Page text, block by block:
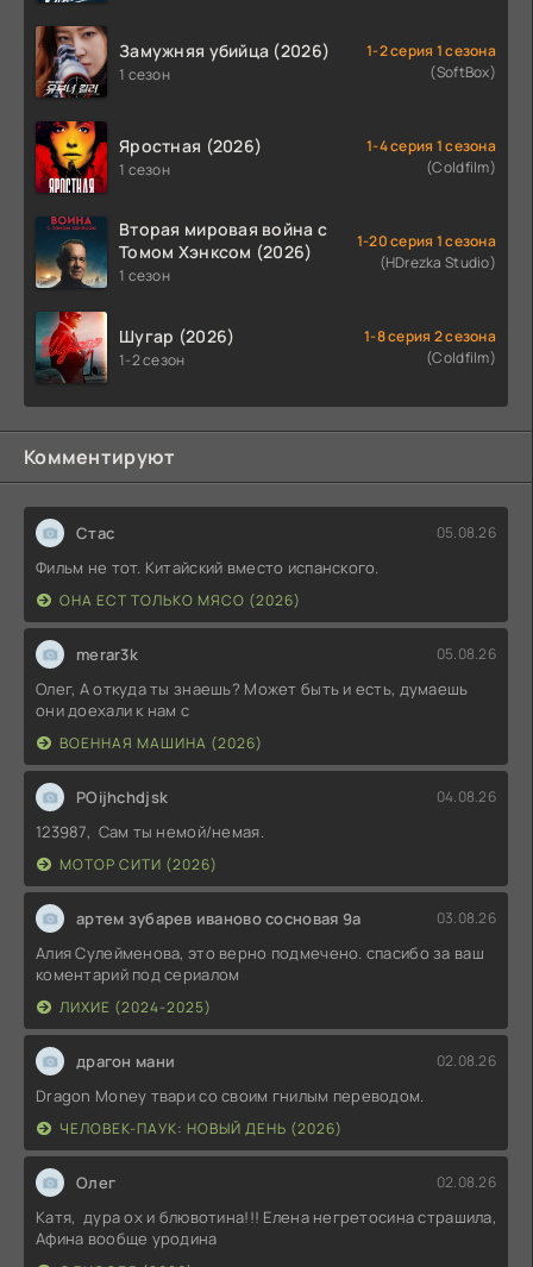
Замужняя убийца (2026)
1 сезон
1-2 серия 1 сезона
(SoftBox)
Яростная (2026)
1 сезон
1-4 серия 1 сезона
(Coldfilm)
Вторая мировая война с
Томом Хэнксом (2026)
1 сезон
1-20 серия 1 сезона
(HDrezka Studio)
Шугар (2026)
1-2 сезон
1-8 серия 2 сезона
(Coldfilm)
Комментируют
Стас 05.08.26
Фильм не тот. Китайский вместо испанского.
ОНА ЕСТ ТОЛЬКО МЯСО (2026)
merar3k 05.08.26
Олег, А откуда ты знаешь? Может быть и есть, думаешь
они доехали к нам с
ВОЕННАЯ МАШИНА (2026)
POijhchdjsk 04.08.26
123987, Сам ты немой/немая.
МОТОР СИТИ (2026)
артем зубарев иваново сосновая 9а 03.08.26
Алия Сулейменова, это верно подмечено. спасибо за ваш
коментарий под сериалом
ЛИХИЕ (2024-2025)
драгон мани 02.08.26
Dragon Money твари со своим гнилым переводом.
ЧЕЛОВЕК-ПАУК: НОВЫЙ ДЕНЬ (2026)
Олег 02.08.26
Катя, дура ох и блювотина!!! Елена негретосина страшила,
Афина вообще уродина